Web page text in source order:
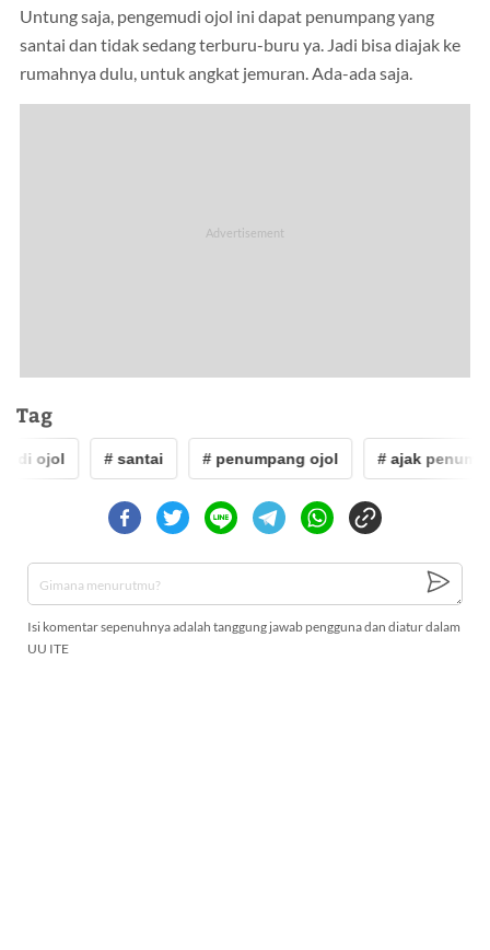
Untung saja, pengemudi ojol ini dapat penumpang yang
santai dan tidak sedang terburu-buru ya. Jadi bisa diajak ke
rumahnya dulu, untuk angkat jemuran. Ada-ada saja.
Tag
ojol # santai # penumpang ojol # ajak
Isi komentar sepenuhnya adalah tanggung jawab pengguna dan diatur dalam
UU ITE